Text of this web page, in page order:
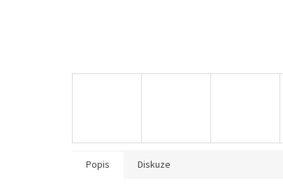
Popis Diskuze